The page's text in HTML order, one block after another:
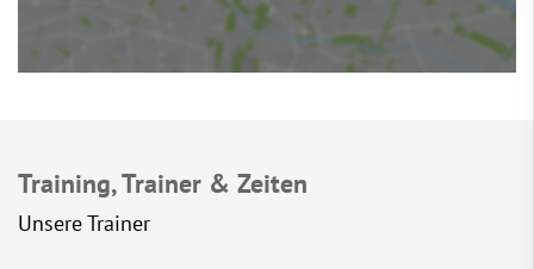
Training, Trainer & Zeiten
Unsere Trainer